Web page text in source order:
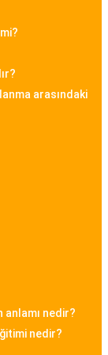
seçenek
getiren
ve kaliteli
tanınan bir
arasındaki
anlamı nedir?
nedir?